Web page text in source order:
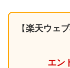
【楽天ウェ
エン